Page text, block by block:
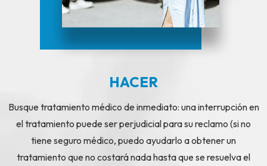
HACER
Busque tratamiento médico de inmediato: una interrupción en
el tratamiento puede ser perjudicial para su reclamo (si no
tiene seguro médico, puedo ayudarlo a obtener un
tratamiento que no costará nada hasta que se resuelva el